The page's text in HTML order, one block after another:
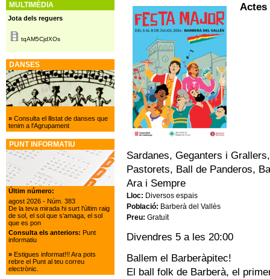
Sardanes, Geganters i
Pastorets, Ball de Panderos,
Ara i Sempre
Lloc: Diversos espais
Població: Barberà del Vallès
Preu: Gratuït
Divendres 5 a les 20:00
Ballem el Barberàpitec!
El ball folk de Barberà, el
MULTIMÈDIA
Jota dels reguers
tqAM5CjdXOs
DANSES
»Consulta el llistat de danses que
tenim a l'Agrupament
PUNT INFORMATIU
Últim número:
agost 2026 - Núm. 383
De la teva mirada hi surt l'últim raig
de sol, el sol que s’amaga, el sol
que es pon
Consulta els anteriors: Punt
informatiu
»Estigues informat!!! Ara pots
rebre el Punt al teu correu
electrònic.